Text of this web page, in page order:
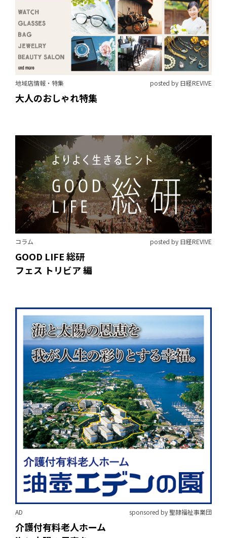
地域店情報・特集 posted by 日経REVIVE
大人のおしゃれ特集
コラム posted by 日経REVIVE
GOOD LIFE 総研
フェス トリビア 編
AD sponsored by 聖隷福祉事業団
介護付有料老人ホーム